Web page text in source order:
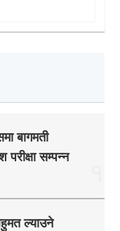
बागमती
परीक्षा सम्पन्न
ल्याउने